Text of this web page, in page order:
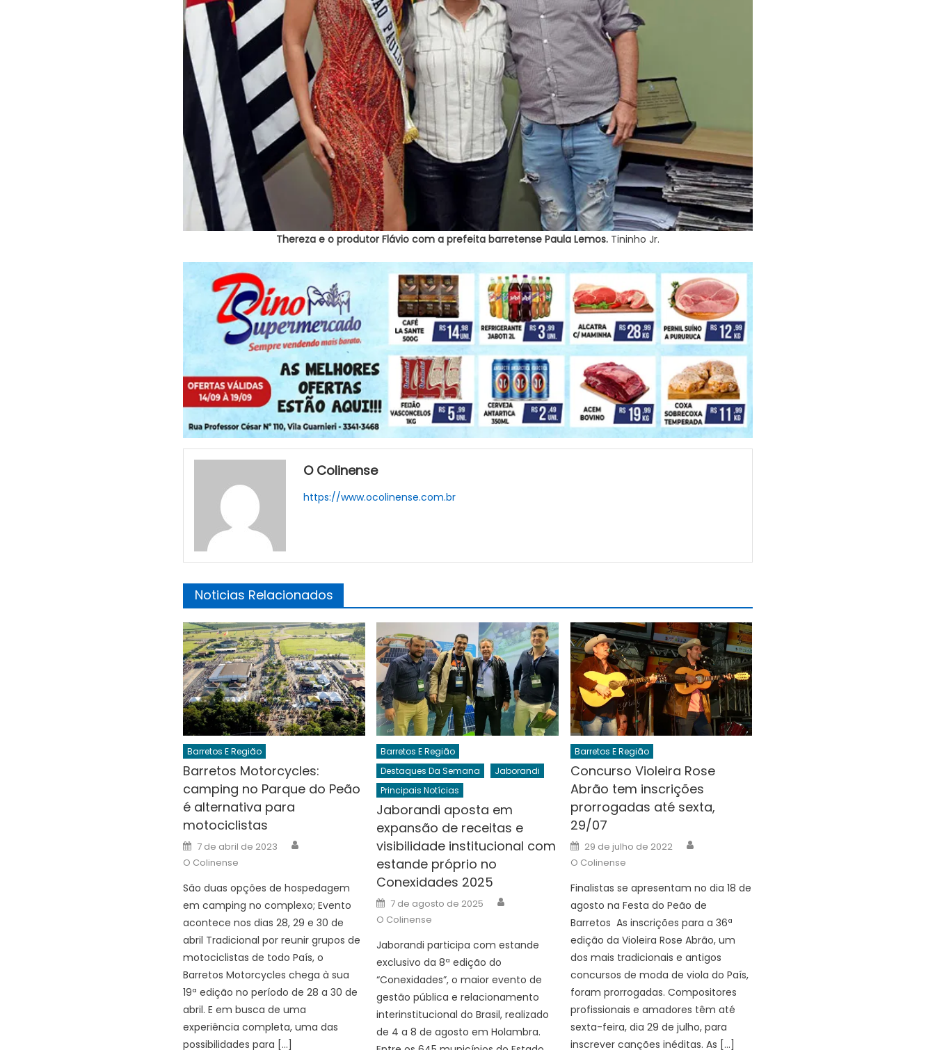
Thereza e o produtor Flávio com a prefeita barretense Paula Lemos.Tininho Jr.
O Colinense
https://www.ocolinense.com.br
Noticias Relacionados
Barretos E Região
Barretos Motorcycles:
camping no Parque do Peão
é alternativa para
motociclistas
Posted
on
7 de abril de 2023
O Colinense
São duas opções de hospedagem
em camping no complexo; Evento
acontece nos dias 28, 29 e 30 de
abril Tradicional por reunir grupos de
motociclistas de todo País, o
Barretos Motorcycles chega à sua
19ª edição no período de 28 a 30 de
abril. E em busca de uma
experiência completa, uma das
possibilidades para […]
Barretos E Região
Destaques Da Semana
Jaborandi
Principais Notícias
Jaborandi aposta em
expansão de receitas e
visibilidade institucional com
estande próprio no
Conexidades 2025
Posted
on
7 de agosto de 2025
O Colinense
Jaborandi participa com estande
exclusivo da 8ª edição do
“Conexidades”, o maior evento de
gestão pública e relacionamento
interinstitucional do Brasil, realizado
de 4 a 8 de agosto em Holambra.
Barretos E Região
Concurso Violeira Rose
Abrão tem inscrições
prorrogadas até sexta,
29/07
Posted
on
29 de julho de 2022
O Colinense
Finalistas se apresentam no dia 18 de
agosto na Festa do Peão de
Barretos As inscrições para a 36ª
edição da Violeira Rose Abrão, um
dos mais tradicionais e antigos
concursos de moda de viola do País,
foram prorrogadas. Compositores
profissionais e amadores têm até
sexta-feira, dia 29 de julho, para
inscrever canções inéditas. As […]